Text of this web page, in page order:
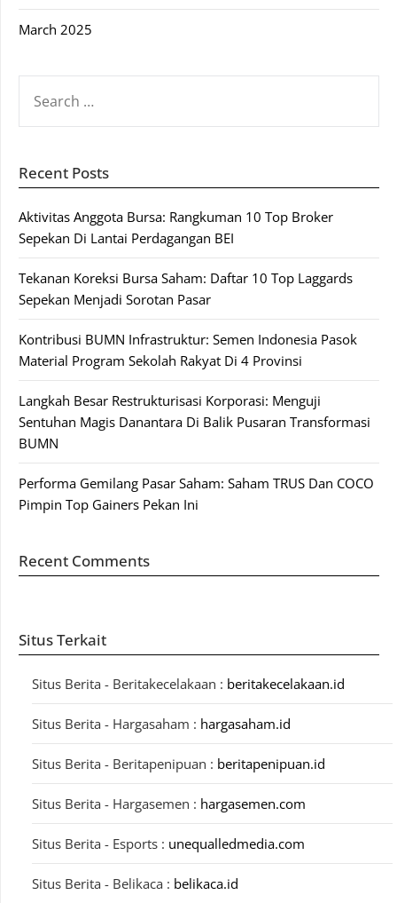
March 2025
FOR:
Recent Posts
Aktivitas Anggota Bursa: Rangkuman 10 Top Broker
Sepekan Di Lantai Perdagangan BEI
Tekanan Koreksi Bursa Saham: Daftar 10 Top Laggards
Sepekan Menjadi Sorotan Pasar
Kontribusi BUMN Infrastruktur: Semen Indonesia Pasok
Material Program Sekolah Rakyat Di 4 Provinsi
Langkah Besar Restrukturisasi Korporasi: Menguji
Sentuhan Magis Danantara Di Balik Pusaran Transformasi
BUMN
Performa Gemilang Pasar Saham: Saham TRUS Dan COCO
Pimpin Top Gainers Pekan Ini
Recent Comments
Situs Terkait
Situs Berita - Beritakecelakaan : beritakecelakaan.id
Situs Berita - Hargasaham : hargasaham.id
Situs Berita - Beritapenipuan : beritapenipuan.id
Situs Berita - Hargasemen : hargasemen.com
Situs Berita - Esports : unequalledmedia.com
Situs Berita - Belikaca : belikaca.id